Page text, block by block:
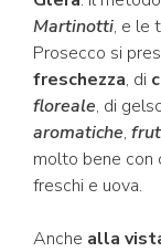
Martinotti, e le
Prosecco si
freschezza, di
floreale, di
aromatiche,
molto bene con
freschi e uova.
Anche alla